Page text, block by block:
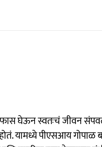
घेऊन स्वतःचं जीवन
यामध्ये पीएसआय गोपाळ